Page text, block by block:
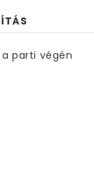
parti végén